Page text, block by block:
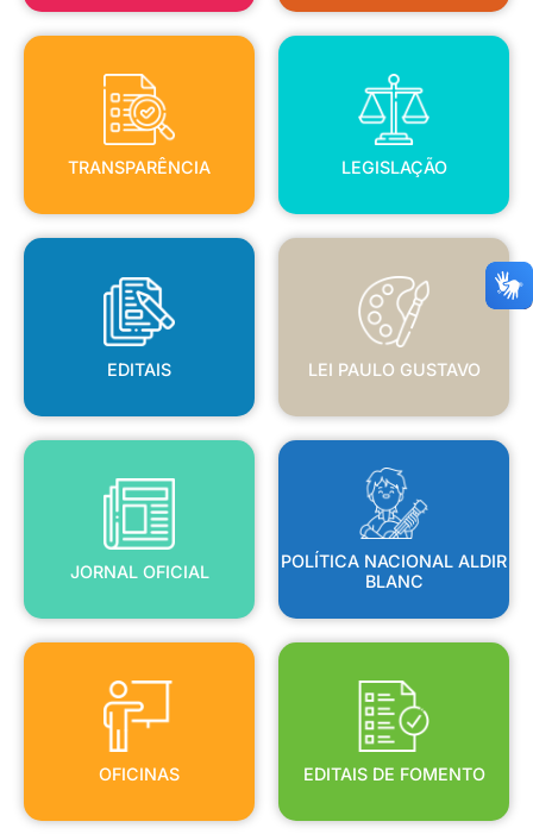
TRANSPARÊNCIA
TRANSPARÊNCIA
LEGISLAÇÃO
LEGISLAÇÃO
EDITAIS
EDITAIS
LEI PAULO GUSTAVO
LEI PAULO GUSTAVO
JORNAL OFICIAL
JORNAL OFICIAL
POLÍTICA NACIONAL ALDIR
BLANC
POLÍTICA NACIONAL ALDIR
BLANC
OFICINAS
OFICINAS
EDITAIS DE FOMENTO
EDITAIS DE FOMENTO